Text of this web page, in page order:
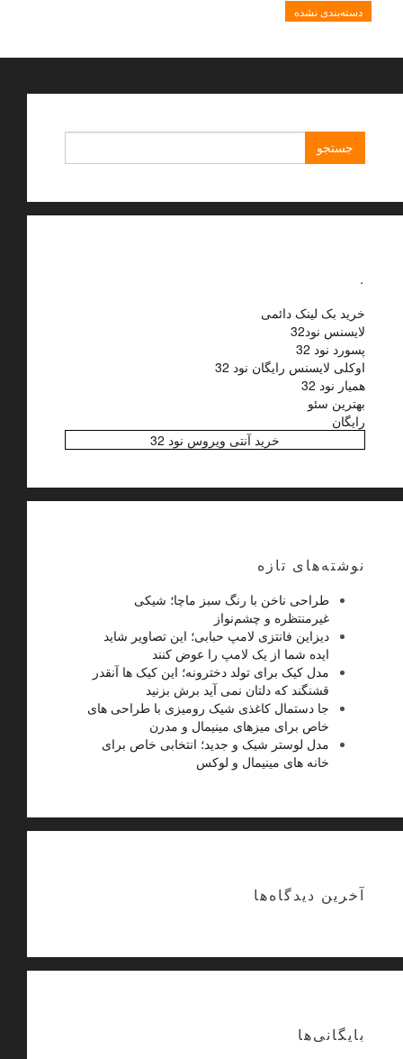
دسته‌بندی نشده
برای:
خرید بک لینک دائمی
لایسنس نود32
پسورد نود 32
اوکلی لایسنس رایگان نود 32
همیار نود 32
بهترین سئو
رایگان
خرید آنتی ویروس نود 32
نوشته‌های تازه
طراحی ناخن با رنگ سبز ماچا؛ شیکی
غیرمنتظره و چشم‌نواز
دیزاین فانتزی لامپ حبابی؛ این تصاویر شاید
ایده شما از یک لامپ را عوض کنند
مدل کیک برای تولد دخترونه؛ این کیک ها آنقدر
قشنگند که دلتان نمی آید برش بزنید
جا دستمال کاغذی شیک رومیزی با طراحی های
خاص برای میزهای مینیمال و مدرن
مدل لوستر شیک و جدید؛ انتخابی خاص برای
خانه های مینیمال و لوکس
آخرین دیدگاه‌ها
بایگانی‌ها